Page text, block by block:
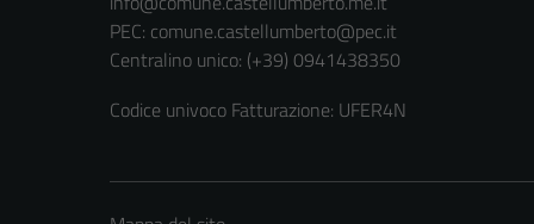
PEC: comune.castellumberto@pec.it
Centralino unico: (+39) 0941438350
Codice univoco Fatturazione: UFER4N